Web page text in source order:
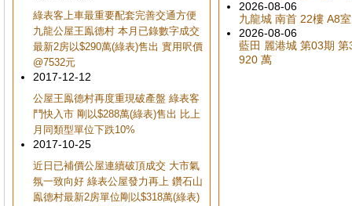
綠表客上車最重要配套完善交通方便
九龍公屋王鳯德村 本月已錄數字成交
最新2房以$290萬(綠表)售出 實用呎價
@7532元
2017-12-12
公屋王鳯德村再度重現破產盤 綠表客
鬥快入市 剛以$288萬(綠表)售出 比上
月同類型單位下跌10%
2017-10-25
近日已補價公屋連續破頂成交 大市氣
氛一致向好 綠表公屋發力再上 鑽石山
鳯德村最新2房單位剛以$318萬(綠表)
2026-08-06
九龍城 南首 22樓 A8室
2026-08-06
藍田 麗港城 第03期
920 萬